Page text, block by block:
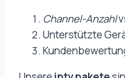
Channel-Anzahl
Unterstützte